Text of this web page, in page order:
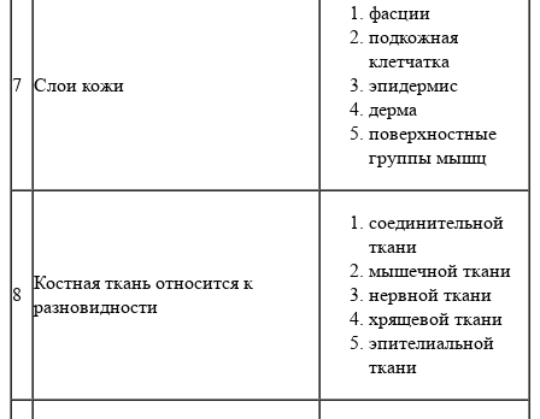
7 Слои кожи
фасции
подкожная
клетчатка
эпидермис
дерма
поверхностные
группы мышц
8
Костная ткань относится к
разновидности
соединительной
ткани
мышечной ткани
нервной ткани
хрящевой ткани
эпителиальной
ткани